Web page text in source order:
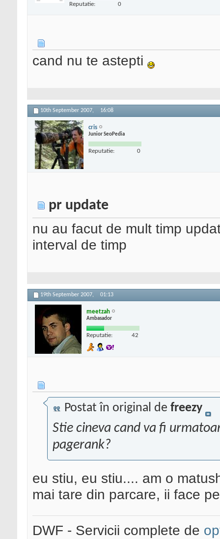
Reputatie: 0
cand nu te astepti
10th September 2007, 16:08
cris
Junior SeoPedia
Reputatie: 0
pr update
nu au facut de mult timp
interval de timp
19th September 2007, 01:13
meetzah
Ambasador
Reputatie: 42
Postat în original de freezy
Stie cineva cand va fi
pagerank?
eu stiu, eu stiu.... am o
mai tare din parcare, ii face
DWF - Servicii complete de